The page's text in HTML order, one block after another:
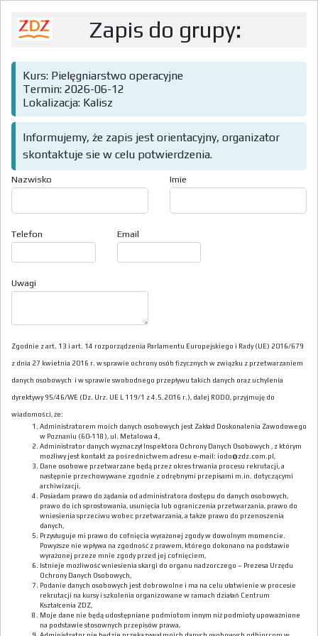
Zapis do grupy:
Kurs: Pielęgniarstwo operacyjne
Termin: 2026-06-12
Lokalizacja: Kalisz
Informujemy, że zapis jest orientacyjny, organizator
skontaktuje sie w celu potwierdzenia.
Nazwisko Imie
Telefon Email
Uwagi
Zgodnie z art. 13 i art. 14 rozporządzenia Parlamentu Europejskiego i Rady (UE) 2016/679
z dnia 27 kwietnia 2016 r. w sprawie ochrony osób fizycznych w związku z przetwarzaniem
danych osobowych i w sprawie swobodnego przepływu takich danych oraz uchylenia
dyrektywy 95/46/WE (Dz. Urz. UE L 119/1 z 4.5.2016 r.), dalej RODO, przyjmuję do
wiadomości, że:
Administratorem moich danych osobowych jest Zakład Doskonalenia Zawodowego
w Poznaniu (60-118), ul. Metalowa 4,
Administrator danych wyznaczył Inspektora Ochrony Danych Osobowych , z którym
możliwy jest kontakt za pośrednictwem adresu e-mail: iodo@zdz.com.pl,
Dane osobowe przetwarzane będą przez okres trwania procesu rekrutacji, a
następnie przechowywane zgodnie z odrębnymi przepisami m.in. dotyczącymi
archiwizacji,
Posiadam prawo do żądania od administratora dostępu do danych osobowych,
prawo do ich sprostowania, usunięcia lub ograniczenia przetwarzania, prawo do
wniesienia sprzeciwu wobec przetwarzania, a także prawo do przenoszenia
danych,
Przysługuje mi prawo do cofnięcia wyrażonej zgody w dowolnym momencie.
Powyższe nie wpływa na zgodność z prawem, którego dokonano na podstawie
wyrażonej przeze mnie zgody przed jej cofnięciem,
Istnieje możliwość wniesienia skargi do organu nadzorczego – Prezesa Urzędu
Ochrony Danych Osobowych,
Podanie danych osobowych jest dobrowolne i ma na celu ułatwienie w procesie
rekrutacji na kursy i szkolenia organizowane w ramach działań Centrum
Kształcenia ZDZ,
Moje dane nie będą udostępniane podmiotom innym niż podmioty upoważnione
na podstawie stosownych przepisów prawa,